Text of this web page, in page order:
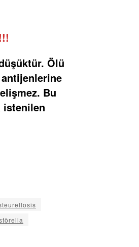
Ölü
antijenlerine
Bu
istenilen